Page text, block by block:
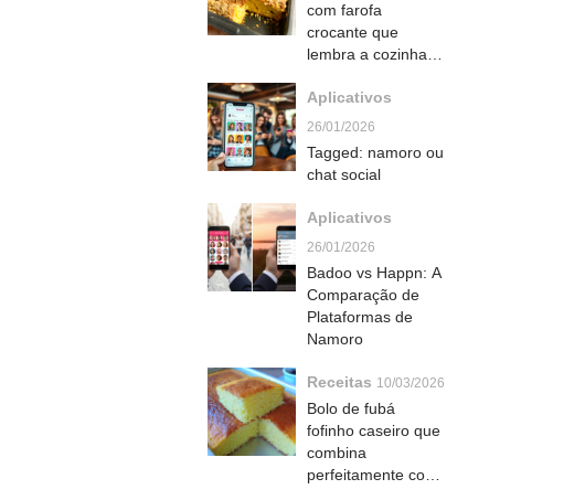
com farofa
crocante que
lembra a cozinha
do Brasil
Aplicativos
26/01/2026
Tagged: namoro ou
chat social
Aplicativos
26/01/2026
Badoo vs Happn: A
Comparação de
Plataformas de
Namoro
Receitas 10/03/2026
Bolo de fubá
fofinho caseiro que
combina
perfeitamente com